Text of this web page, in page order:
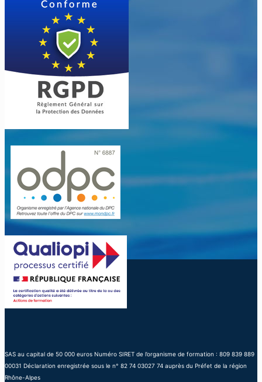
SAS au capital de 50 000 euros Numéro SIRET de l’organisme de formation : 809 839 889
00031 Déclaration enregistrée sous le n° 82 74 03027 74 auprès du Préfet de la région
Rhône-Alpes